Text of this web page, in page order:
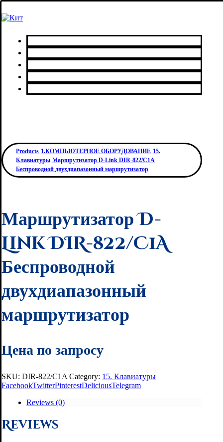
Products 1.КОМПЬЮТЕРНОЕ ОБОРУДОВАНИЕ 15.
Клавиатуры Маршрутизатор D-Link DIR-822/C1A
Беспроводной двухдиапазонный маршрутизатор
Маршрутизатор D-
Link DIR-822/C1A
Беспроводной
двухдиапазонный
маршрутизатор
Цена по запросу
SKU: DIR-822/C1A Category: 15. Клавиатуры
FacebookTwitterPinterestDeliciousTelegram
Reviews (0)
Reviews